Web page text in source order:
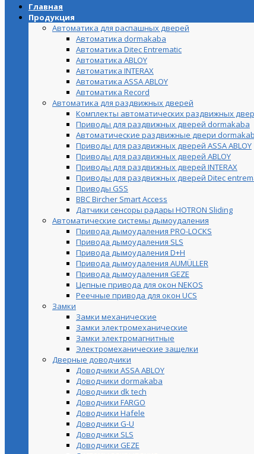
Главная
Продукция
Автоматика для распашных дверей
Автоматика dormakaba
Автоматика Ditec Entrematic
Автоматика ABLOY
Автоматика INTERAX
Автоматика ASSA ABLOY
Автоматика Record
Автоматика для раздвижных дверей
Комплекты автоматических раздвижных
Приводы для раздвижных дверей dormakaba
Автоматические раздвижные двери
Приводы для раздвижных дверей ASSA ABLOY
Приводы для раздвижных дверей ABLOY
Приводы для раздвижных дверей INTERAX
Приводы для раздвижных дверей Ditec
Приводы GSS
BBC Bircher Smart Access
Датчики сенсоры радары HOTRON Sliding
Автоматические системы дымоудаления
Привода дымоудаления PRO-LOCKS
Привода дымоудаления SLS
Привода дымоудаления D+H
Привода дымоудаления AUMÜLLER
Привода дымоудаления GEZE
Цепные привода для окон NEKOS
Реечные привода для окон UСS
Замки
Замки механические
Замки электромеханические
Замки электромагнитные
Электромеханические защелки
Дверные доводчики
Доводчики ASSA ABLOY
Доводчики dormakaba
Доводчики dk tech
Доводчики FARGO
Доводчики Hafele
Доводчики G-U
Доводчики SLS
Доводчики GEZE